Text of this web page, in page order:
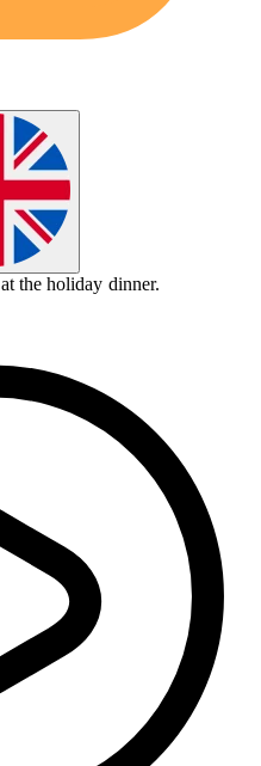
at the holiday dinner.